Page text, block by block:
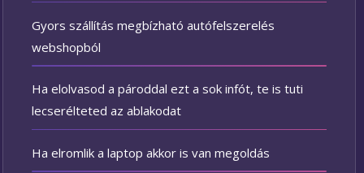
Gyors szállítás megbízható autófelszerelés
webshopból
Ha elolvasod a pároddal ezt a sok infót, te is tuti
lecserélteted az ablakodat
Ha elromlik a laptop akkor is van megoldás